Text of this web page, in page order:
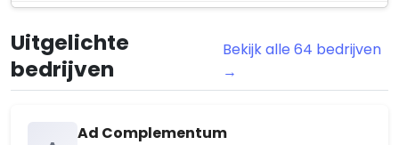
Westergouwe
Uitgelichte
bedrijven
Bekijk alle 64 bedrijven
→
Ad Complementum